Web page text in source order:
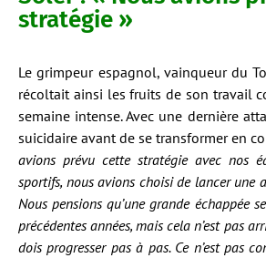
stratégie »
Le grimpeur espagnol, vainqueur du
récoltait ainsi les fruits de son travail
semaine intense. Avec une dernière
suicidaire avant de se transformer en
avions prévu cette stratégie avec nos
sportifs, nous avions choisi de lancer une
Nous pensions qu’une grande échappée
précédentes années, mais cela n’est pas
dois progresser pas à pas. Ce n’est pas